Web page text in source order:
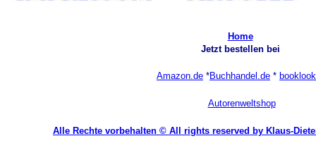
Home
Jetzt bestellen bei
Amazon.de *Buchhandel.de *
Autorenweltshop
Alle Rechte vorbehalten © All rights reserved by Klaus-